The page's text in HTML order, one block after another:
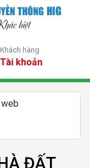
Khách hàng
Tài khoản
ĐẤT